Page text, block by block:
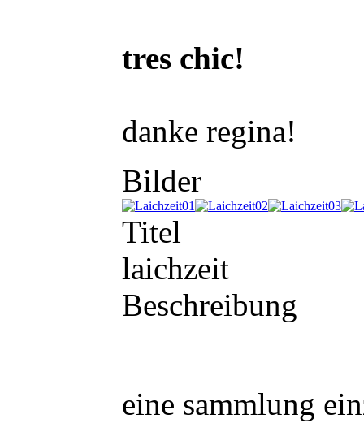
tres chic!
danke regina!
Bilder
Titel
laichzeit
Beschreibung
eine sammlung